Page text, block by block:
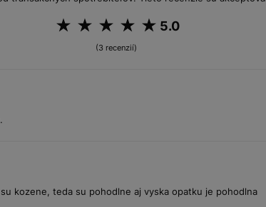
5.0
(3 recenzií)
kozene, teda su pohodlne aj vyska opatku je pohodlna